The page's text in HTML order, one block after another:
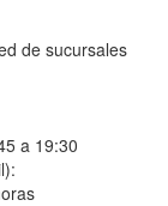
de sucursales
a 19:30